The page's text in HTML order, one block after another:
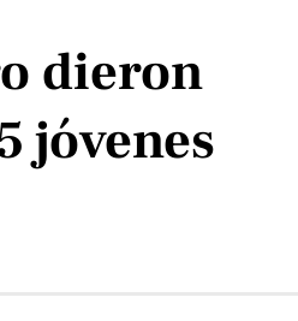
dieron
jóvenes